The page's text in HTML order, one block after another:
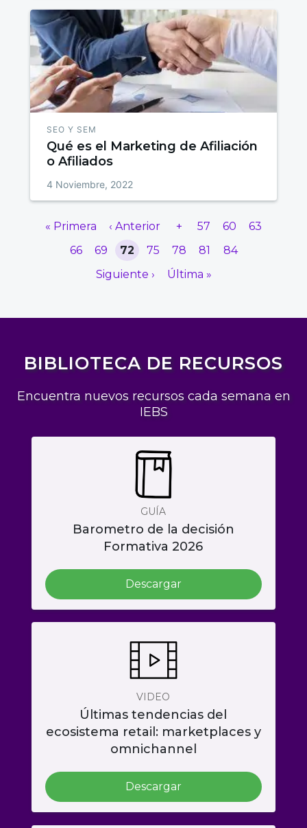
SEO Y SEM
Qué es el Marketing de Afiliación
o Afiliados
4 Noviembre, 2022
« Primera ‹ Anterior + 57 60
63
66
69 72 75 78 81
84
Siguiente ›
Última »
BIBLIOTECA DE RECURSOS
Encuentra nuevos recursos cada semana en
IEBS
GUÍA
Barometro de la decisión
Formativa 2026
Descargar
VIDEO
Últimas tendencias del
ecosistema retail: marketplaces y
omnichannel
Descargar